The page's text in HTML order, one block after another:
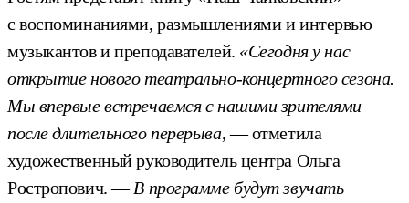
с воспоминаниями, размышлениями и интервью
музыкантов и преподавателей. «Сегодня у нас
открытие нового театрально-концертного сезона.
Мы впервые встречаемся с нашими зрителями
после длительного перерыва, — отметила
художественный руководитель центра Ольга
Ростропович. —В программе будут звучать